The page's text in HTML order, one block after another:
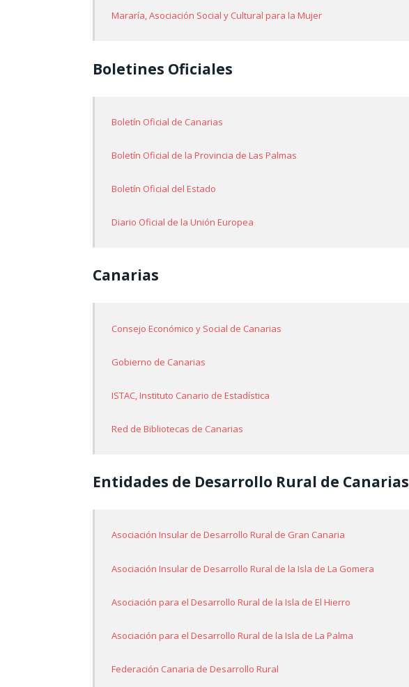
Mararía, Asociación Social y Cultural para la Mujer
Boletines Oficiales
Boletín Oficial de Canarias
Boletín Oficial de la Provincia de Las Palmas
Boletín Oficial del Estado
Diario Oficial de la Unión Europea
Canarias
Consejo Económico y Social de Canarias
Gobierno de Canarias
ISTAC, Instituto Canario de Estadística
Red de Bibliotecas de Canarias
Entidades de Desarrollo Rural de Canarias
Asociación Insular de Desarrollo Rural de Gran Canaria
Asociación Insular de Desarrollo Rural de la Isla de La Gomera
Asociación para el Desarrollo Rural de la Isla de El Hierro
Asociación para el Desarrollo Rural de la Isla de La Palma
Federación Canaria de Desarrollo Rural